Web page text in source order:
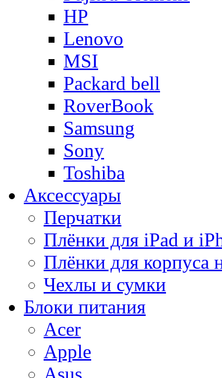
HP
Lenovo
MSI
Packard bell
RoverBook
Samsung
Sony
Toshiba
Аксессуары
Перчатки
Плёнки для iPad и
Плёнки для корпуса
Чехлы и сумки
Блоки питания
Acer
Apple
Asus